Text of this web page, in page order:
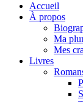
Accueil
À propos
Ma
Mes
Livres